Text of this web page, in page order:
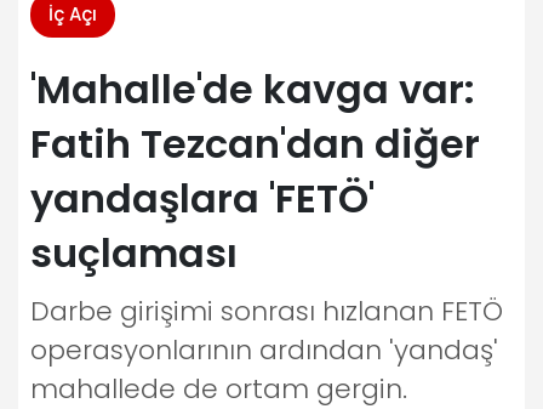
İç Açı
'Mahalle'de kavga var:
Fatih Tezcan'dan diğer
yandaşlara 'FETÖ'
suçlaması
Darbe girişimi sonrası hızlanan FETÖ
operasyonlarının ardından 'yandaş'
mahallede de ortam gergin.